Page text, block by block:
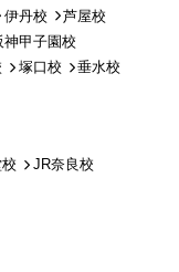
伊丹校
芦屋校
神甲子園校
塚口校
垂水校
JR奈良校